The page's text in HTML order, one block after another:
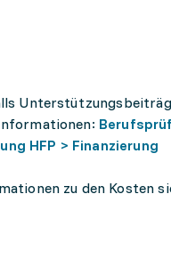
HFP > Finanzierung
zu den Kosten